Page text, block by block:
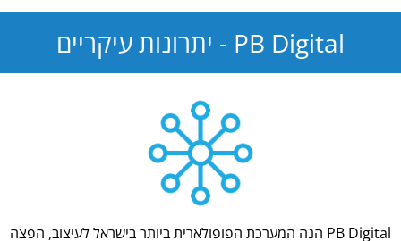
PB Digital - יתרונות עיקריים
PB Digital הנה המערכת הפופולארית ביותר בישראל לעיצוב, הפצה